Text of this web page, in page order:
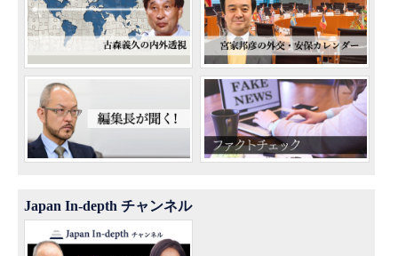
Japan In-depth チャンネル